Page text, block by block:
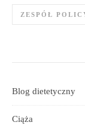
ZESPÓŁ
Blog dietetyczny
Ciąża